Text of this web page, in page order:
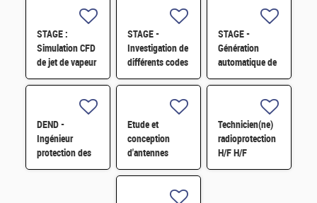
éléments finis
type RJH et
benchmark H/F
STAGE :
Simulation CFD
de jet de vapeur
sonique (6mois
année d'école
d'ingénieur.e.s)
H/F
STAGE -
Investigation de
différents codes
aux éléments
mécanique du
solide et exte
STAGE -
Génération
automatique de
microstructures
DEND -
Ingénieur
protection des
installations
Etude et
conception
d'antennes
millimétriques
Technicien(ne)
radioprotection
H/F H/F